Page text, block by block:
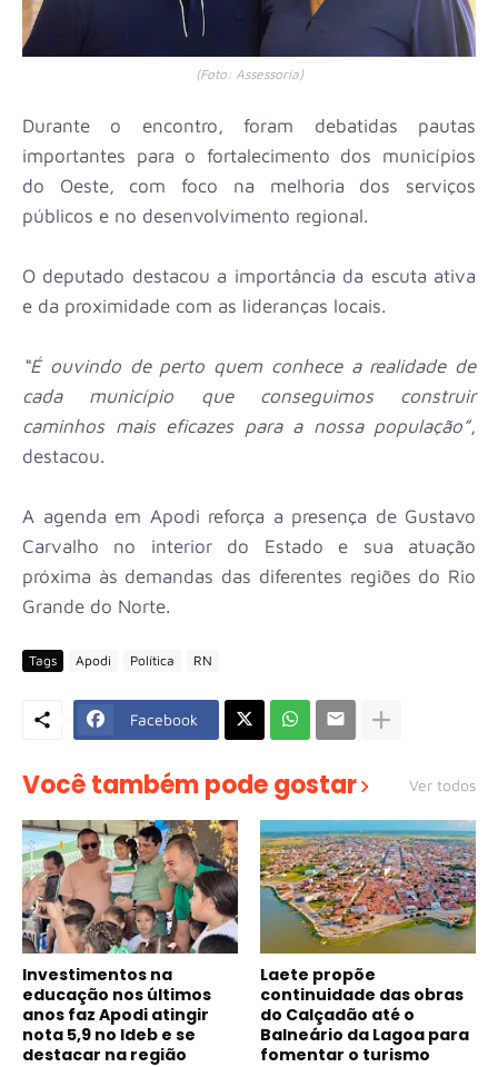
(Foto: Assessoria)
Durante o encontro, foram debatidas pautas
importantes para o fortalecimento dos municípios
do Oeste, com foco na melhoria dos serviços
públicos e no desenvolvimento regional.
O deputado destacou a importância da escuta ativa
e da proximidade com as lideranças locais.
“É ouvindo de perto quem conhece a realidade de
cada município que conseguimos construir
caminhos mais eficazes para a nossa população”,
destacou.
A agenda em Apodi reforça a presença de Gustavo
Carvalho no interior do Estado e sua atuação
próxima às demandas das diferentes regiões do Rio
Grande do Norte.
Tags Apodi Política RN
Facebook
Você também pode gostar Ver todos
Investimentos na
educação nos últimos
anos faz Apodi atingir
nota 5,9 no Ideb e se
destacar na região
Laete propõe
continuidade das obras
do Calçadão até o
Balneário da Lagoa para
fomentar o turismo